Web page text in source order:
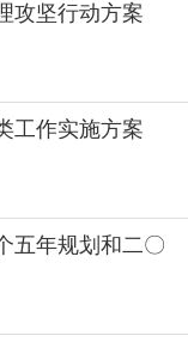
攻坚行动方案
工作实施方案
五年规划和二〇